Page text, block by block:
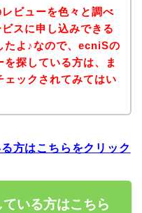
ビューを色々と調べ
スに申し込みできる
たよ♪なので、ecniSの
探している方は、ま
ェックされてみてはい
方はこちらをクリック
いる方はこちら